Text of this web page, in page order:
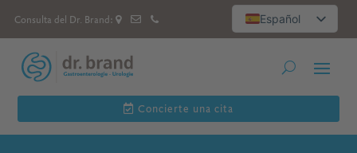
Consulta del Dr. Brand:
Español
Deutsch
العربية
Concierte una cita